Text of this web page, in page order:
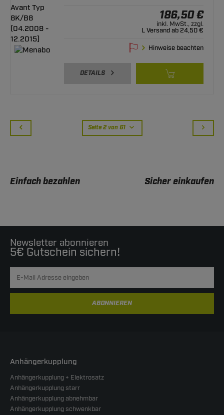
186,50 €
inkl. MwSt., zzgl.
L Versand ab 24,50 €
Hinweise beachten
DETAILS
Seite 2 von 61
Einfach bezahlen Sicher einkaufen
Newsletter abonnieren
5€ Gutschein sichern!
ABONNIEREN
Anhängerkupplung
Anhängerkupplung + Elektrosatz
Anhängerkupplung starr
Anhängerkupplung abnehmbar
Anhängerkupplung schwenkbar